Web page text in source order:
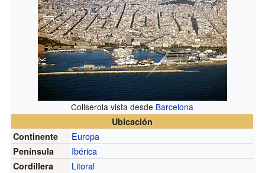
Collserola vista desde Barcelona
Ubicación
Continente
Europa
Península Ibérica
Cordillera Litoral